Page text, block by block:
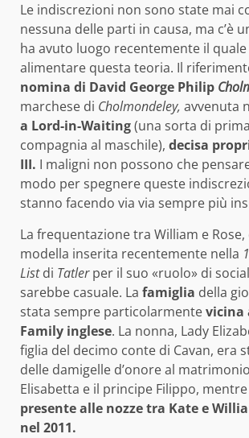
Le indiscrezioni non sono state mai
nessuna delle parti in causa, ma c’è
ha avuto luogo recentemente il
alimentare questa teoria. Il
nomina di David George Philip
marchese di Cholmondeley, avvenuta
a Lord-in-Waiting(una sorta di
compagnia al maschile), decisa
III. I maligni non possono che
modo per spegnere queste
stanno facendo via via sempre più
La frequentazione tra William e Rose,
modella inserita recentemente nella
Listdi Tatlerper il suo «ruolo» di
sarebbe casuale. La famiglia della
stata sempre particolarmentevicina
Family inglese. La nonna, Lady
figlia del decimo conte di Cavan, era
delle damigelle d’onore al
Elisabetta e il principe Filippo, mentre
presente alle nozze tra Kate e
nel 2011.